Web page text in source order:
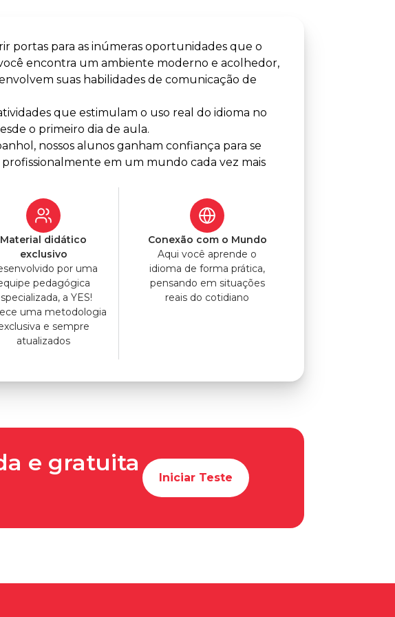
portas para as inúmeras oportunidades que o
encontra um ambiente moderno e acolhedor,
suas habilidades de comunicação de
que estimulam o uso real do idioma no
o primeiro dia de aula.
nossos alunos ganham confiança para se
em um mundo cada vez mais
Material didático
exclusivo
por uma
pedagógica
a YES!
uma metodologia
e sempre
atualizados
Conexão com o Mundo
Aqui você aprende o
idioma de forma prática,
pensando em situações
reais do cotidiano
e gratuita
Iniciar Teste